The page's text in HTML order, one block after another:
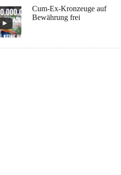
Cum-Ex-Kronzeuge auf
Bewährung frei